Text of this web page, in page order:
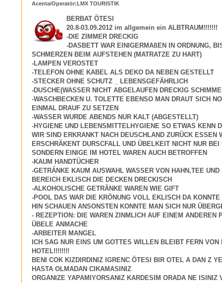
Acenta/Operatör:LMX TOURISTIK
BERBAT ÖTESI
20.8-03.09.2012 im allgemein ein ALBTRAUM!!!!!!!
-DIE ZIMMER DRECKIG
-DASBETT WAR EINIGERMAßEN IN ORDNUNG,
SCHMERZEN BEIM AUFSTEHEN (MATRATZE ZU HART)
-LAMPEN VEROSTET
-TELEFON OHNE KABEL ALS DEKO DA NEBEN GESTELLT
-STECKER OHNE SCHUTZ _ LEBENSGEFÄHRLICH
-DUSCHE(WASSER NICHT ABGELAUFEN DRECKIG
-WASCHBECKEN U. TOLETTE EBENSO MAN DRAUT SICH
EINMAL DRAUF ZU SETZEN
-WASSER WURDE ABENDS NUR KALT (ABGESTELLT)
-HYGIENE UND LEBENSMITTELHYGIENE SO ETWAS KENN
WIR SIND ERKRANKT NACH DEUSCHLAND ZURÜCK ESSEN
ERSCHRÄKENT DURSCFALL UND ÜBELKEIT NICHT NUR BEI
SONDERN EINIGE IM HOTEL WAREN AUCH BETROFFEN
-KAUM HANDTÜCHER
-GETRÄNKE KAUM AUSWAHL WASSER VON HAHN,TEE UND
BEREICH EKLISCH DIE DECKEN DRECKISCH
-ALKOHOLISCHE GETRÄNKE WAREN WIE GIFT
-POOL DAS WAR DIE KRÖNUNG VOLL EKLISCH DA KONNTE
HIN SCHAUEN ANSONSTEN KONNTE MAN SICH NUR
- REZEPTION: DIE WAREN ZINMLICH AUF EINEM ANDEREN
ÜBELE ANMACHE
-ARBEITER MANGEL
ICH SAG NUR EINS UM GOTTES WILLEN BLEIBT FERN VON
HOTEL!!!!!!!!
BENI COK KIZDIRDINIZ IGRENC ÖTESI BIR OTEL A DAN Z
HASTA OLMADAN CIKAMASINIZ
ORGANIZE YAPAMIYORSANIZ KARDESIM ORADA NE ISINIZ